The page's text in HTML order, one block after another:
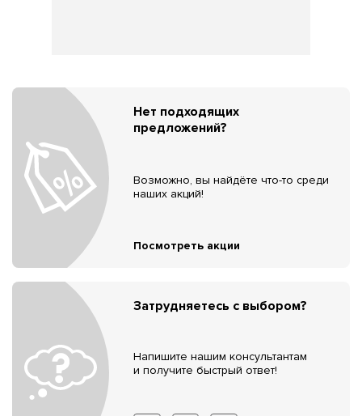
Нет подходящих
предложений?
Возможно, вы найдёте что-то среди
наших акций!
Посмотреть акции
Затрудняетесь с выбором?
Напишите нашим консультантам
и получите быстрый ответ!